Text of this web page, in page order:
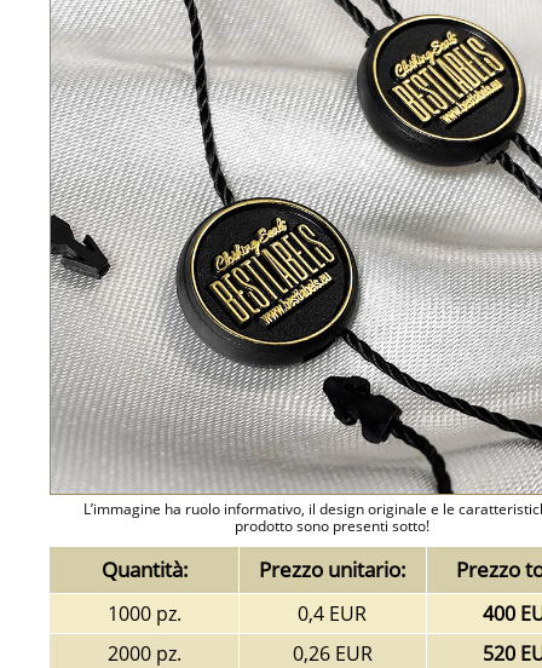
L’immagine ha ruolo informativo, il design originale e le
prodotto sono presenti sotto!
Quantità: Prezzo unitario: Prezzo
1000 pz. 0,4 EUR
400
2000 pz.
0,26 EUR
520